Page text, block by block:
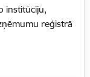
institūciju,
reģistrā